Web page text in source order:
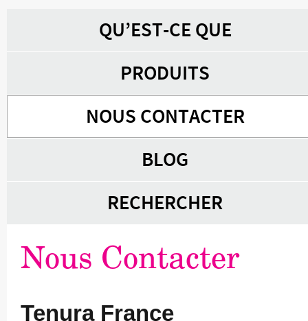
QU’EST-CE QUE
PRODUITS
NOUS CONTACTER
BLOG
RECHERCHER
Nous Contacter
Tenura France